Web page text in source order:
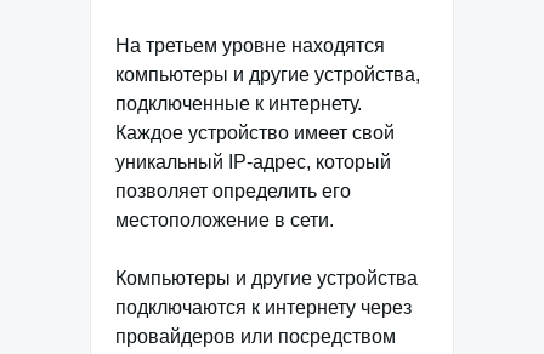
На третьем уровне находятся
компьютеры и другие устройства,
подключенные к интернету.
Каждое устройство имеет свой
уникальный IP-адрес, который
позволяет определить его
местоположение в сети.
Компьютеры и другие устройства
подключаются к интернету через
провайдеров или посредством